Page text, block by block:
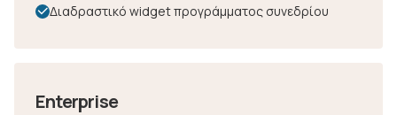
Διαδραστικό widget προγράμματος συνεδρίου
Enterprise